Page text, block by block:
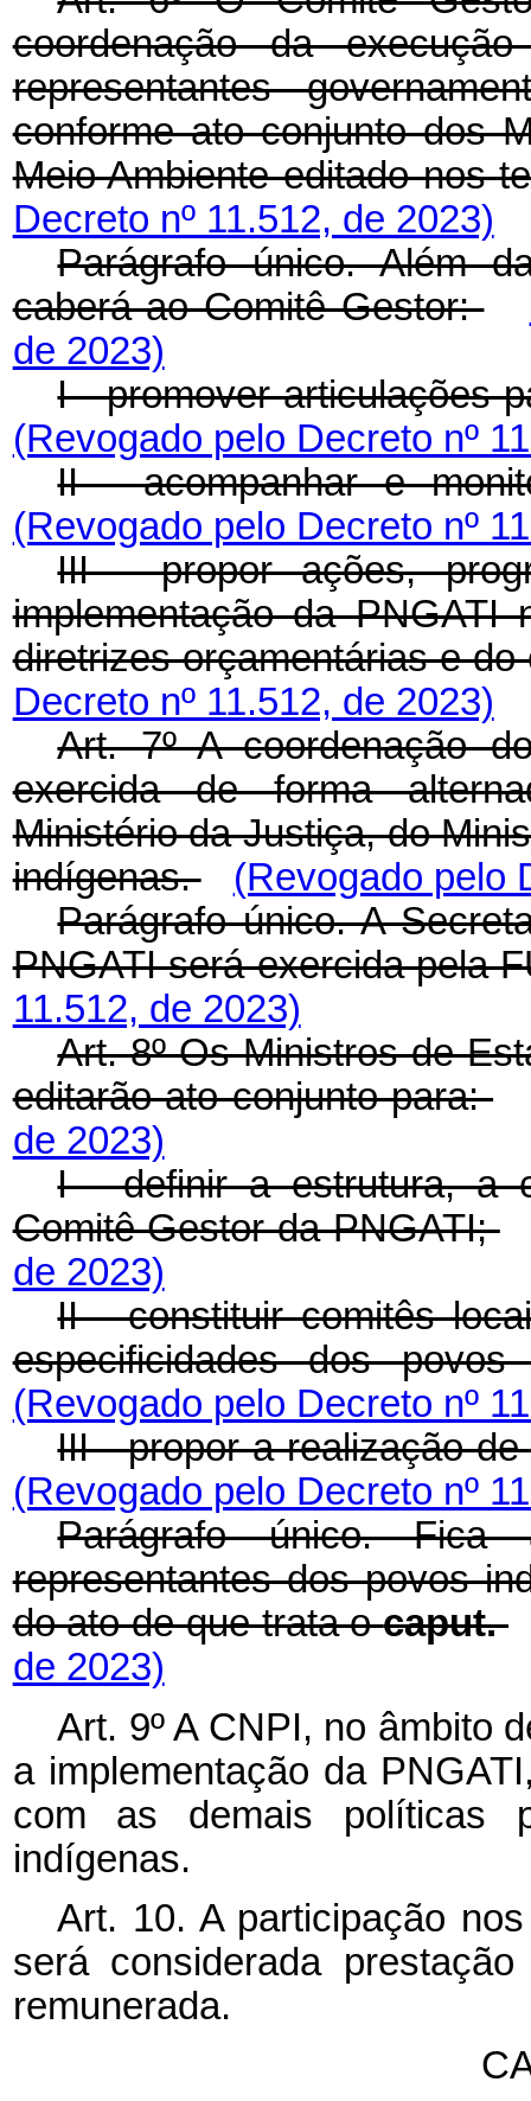
coordenação da
representantes
conforme ato conjunto dos
Meio Ambiente editado nos
Decreto nº 11.512, de 2023)
Parágrafo único. Além
caberá ao Comitê Gestor:
de 2023)
I - promover articulações
(Revogado pelo Decreto nº
II - acompanhar e
(Revogado pelo Decreto nº
III - propor ações,
implementação da
diretrizes orçamentárias e
Decreto nº 11.512, de 2023)
Art. 7º A coordenação
exercida de forma
Ministério da Justiça, do
indígenas.
(Revogado pelo
Parágrafo único. A
PNGATI será exercida pela
11.512, de 2023)
Art. 8º Os Ministros de
editarão ato conjunto para:
de 2023)
I - definir a estrutura, a
Comitê Gestor da PNGATI;
de 2023)
II - constituir comitês
especificidades dos
(Revogado pelo Decreto nº
III - propor a realização
(Revogado pelo Decreto nº
Parágrafo único. Fica
representantes dos povos
do ato de que trata ocaput.
de 2023)
Art. 9º A CNPI, no âmbito
a implementação da
com as demais políticas
indígenas.
Art. 10. A participação
será considerada
remunerada.